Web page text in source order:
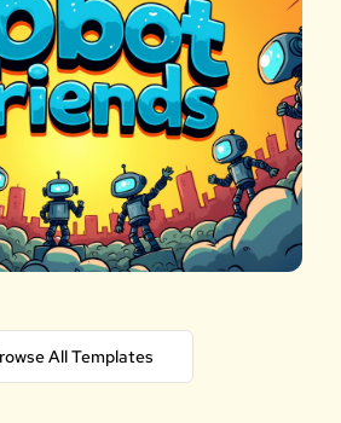
All Templates